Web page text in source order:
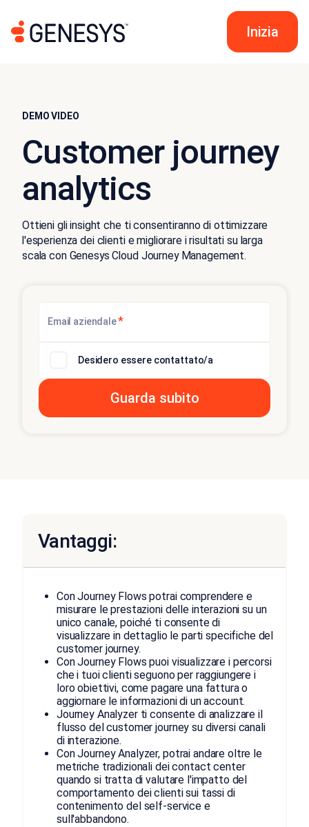
Inizia
DEMO VIDEO
Customer journey
analytics
Ottieni gli insight che ti consentiranno di ottimizzare
l'esperienza dei clienti e migliorare i risultati su larga
scala con Genesys Cloud Journey Management.
Email aziendale*
Desidero essere contattato/a
Vantaggi:
Con Journey Flows potrai comprendere e
misurare le prestazioni delle interazioni su un
unico canale, poiché ti consente di
visualizzare in dettaglio le parti specifiche del
customer journey.
Con Journey Flows puoi visualizzare i percorsi
che i tuoi clienti seguono per raggiungere i
loro obiettivi, come pagare una fattura o
aggiornare le informazioni di un account.
Journey Analyzer ti consente di analizzare il
flusso del customer journey su diversi canali
di interazione.
Con Journey Analyzer, potrai andare oltre le
metriche tradizionali dei contact center
quando si tratta di valutare l'impatto del
comportamento dei clienti sui tassi di
contenimento del self-service e
sull'abbandono.